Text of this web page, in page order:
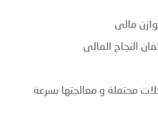
مالى
النجاح المالى
محتملة و معالجتها بسرعة